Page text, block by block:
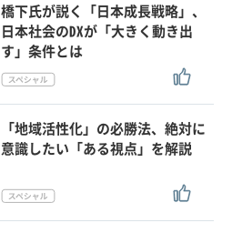
橋下氏が説く「日本成長戦略」、
日本社会のDXが「大きく動き出
す」条件とは
「地域活性化」の必勝法、絶対に
意識したい「ある視点」を解説